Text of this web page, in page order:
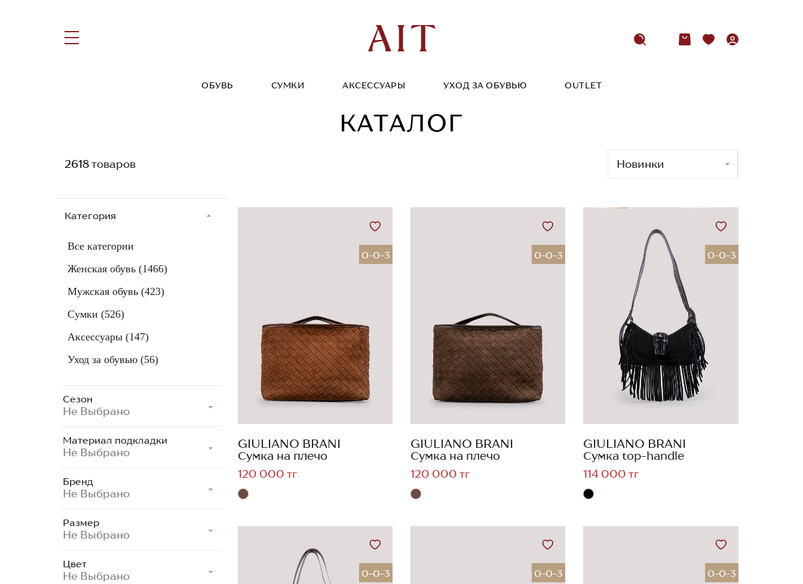
ОБУВЬ СУМКИ АКСЕССУАРЫ УХОД ЗА ОБУВЬЮ OUTLET
КАТАЛОГ
Категория
Все категории
Женская обувь (1466)
Мужская обувь (423)
Сумки (526)
Аксессуары (147)
Уход за обувью (56)
Сезон
Не Выбрано
Материал подкладки
Не Выбрано
Бренд
Не Выбрано
Размер
Не Выбрано
Цвет
Не Выбрано
0-0-3
GIULIANO BRANI
Сумка на плечо
120 000 тг
0-0-3
GIULIANO BRANI
Сумка на плечо
120 000 тг
0-0-3
GIULIANO BRANI
Сумка top-handle
114 000 тг
0-0-3 0-0-3 0-0-3
2618товаров